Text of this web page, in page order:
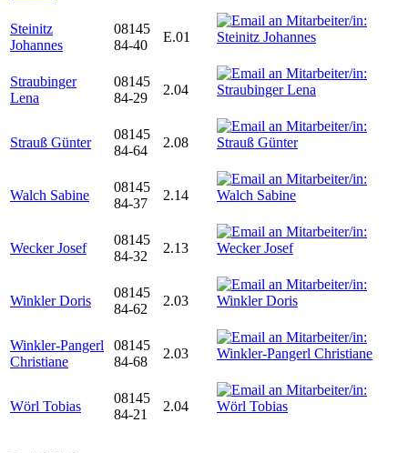
Steinitz
Johannes
08145
84-40
E.01
Straubinger
Lena
08145
84-29
2.04
Strauß Günter
08145
84-64
2.08
Walch Sabine
08145
84-37
2.14
Wecker Josef
08145
84-32
2.13
Winkler Doris
08145
84-62
2.03
Winkler-Pangerl
Christiane
08145
84-68
2.03
Wörl Tobias
08145
84-21
2.04